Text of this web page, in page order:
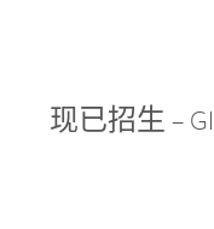
现已招生 –